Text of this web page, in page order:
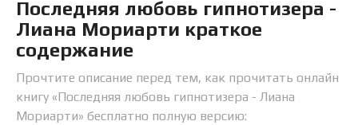
Последняя любовь гипнотизера -
Лиана Мориарти краткое
содержание
Прочтите описание перед тем, как прочитать онлайн
книгу «Последняя любовь гипнотизера - Лиана
Мориарти» бесплатно полную версию: